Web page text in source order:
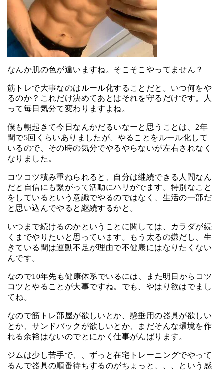
なんか肌の色が違いますね。そこそこやってません？
筋トレで大事なのはルール化することだと。いつ何をや
るのか？これだけ決めてあとはそれを守るだけです。人
って毎日気分て変わりますよね。
僕も朝起きて今日なんかだるいなーと思うことは、2年
間で5回くらいありましたが、やることをルール化して
いるので、その時の気分でやるやらないが左右されなく
なりました。
コツコツ積み重ねられると、自分は継続できる人間なん
だと自信にも繋がって活動にハリがでます。特別なこと
をしているという意識でやるのではなく、生活の一部だ
と思い込んでやると継続するかと。
いつまで続けるのかということに関しては、カラダが続
くまでやりたいと思っています。もう太るの嫌だし、生
きている間は運動不足が理由で不健康にはなりたくない
んです。
なので10年先も健康体系でいるには、また明日からコツ
コツとやることが大事ですね。でも、やはり欲はでまし
てね。
なので筋トレ部屋が欲しいとか、懸垂用の器具が欲しい
とか、サンドバックが欲しいとか、まだそんな環境を作
れる余裕はないのでとにかく仕事がんばります。
ジムは少し苦手で、、ずっと在宅トレーニングでやって
るんで器具の順番待ちするのがちょっと、、、という感